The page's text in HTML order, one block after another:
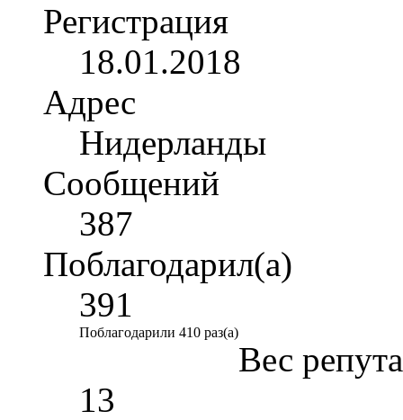
Регистрация
18.01.2018
Адрес
Нидерланды
Сообщений
387
Поблагодарил(а)
391
Поблагодарили 410 раз(а)
Вес
13